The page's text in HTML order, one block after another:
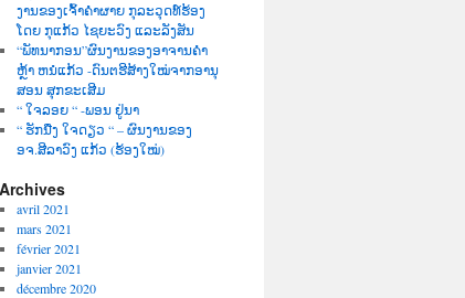
ງານຂອງເຈົ້າຄຳຜາຍ ກຸລະວຸດທ໌ຮ້ອງ
ໂດຍ ກຸແກ້ວ ໄຊຍະວົງ ແລະລັງສັນ
“ພັທນາກອນ”ຜົນງານຂອງອາຈານຄຳ
ຫຼ້າ ຫນໍແກ້ວ -ດົນຕຮີສ້າງໃໝ່ຈາກອານຸ
ສອນ ສຸກຂະເສີມ
“ ໃຈລອຍ “ -ພອນ ຢູ່ນາ
“ ຮັກນື່ງ ໃຈດຽວ “ – ຜົນງານຂອງ
ອຈ.ສີລາວົງ ແກ້ວ (ຮ້ອງໃໝ່)
Archives
avril 2021
mars 2021
février 2021
janvier 2021
décembre 2020